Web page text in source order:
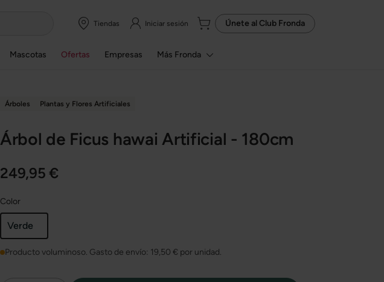
Tiendas Iniciar sesión Únete al Club Fronda
Mascotas Ofertas Empresas Más Fronda
Árboles Plantas y Flores Artificiales
Árbol de Ficus hawai Artificial - 180cm
249,95 €
Color
Verde
Producto voluminoso. Gasto de envío: 19,50 € por unidad.